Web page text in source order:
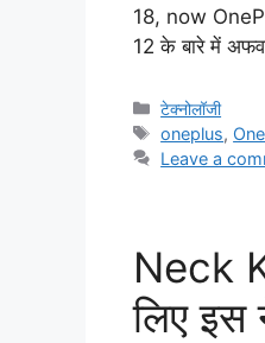
18, now
12 के बारे में
Categories
टेक्नोलॉजी
Tags
oneplus,
Leave a
Neck
लिए